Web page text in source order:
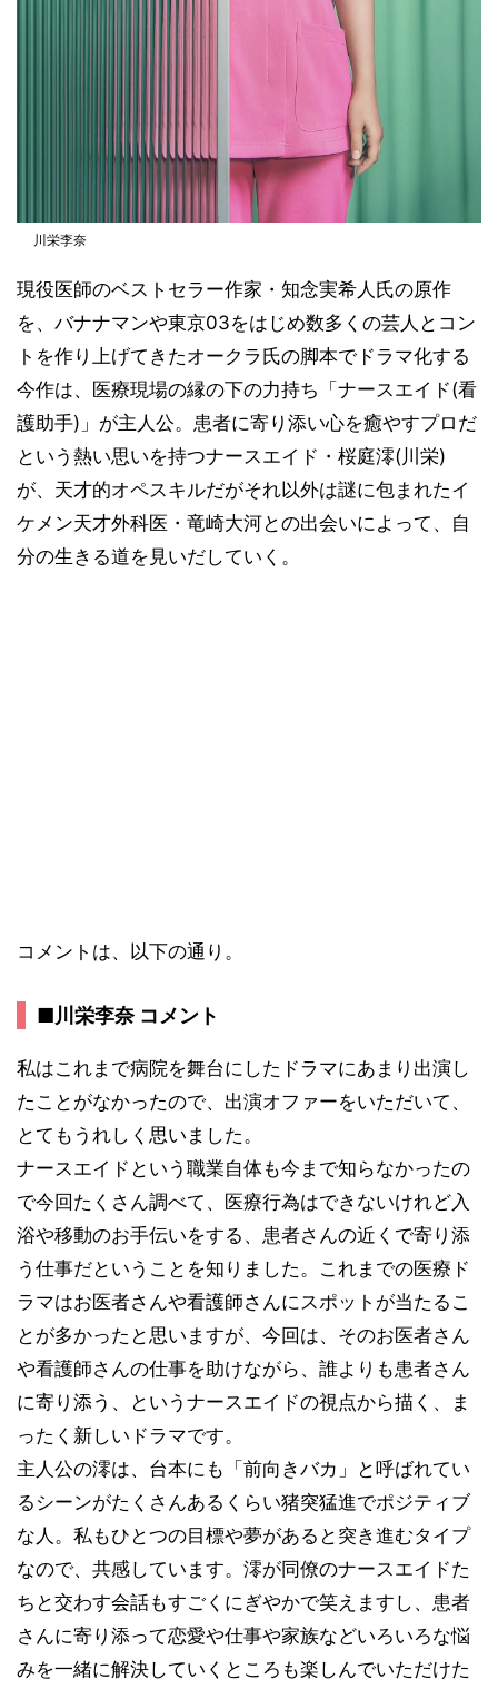
川栄李奈
現役医師のベストセラー作家・知念実希人氏の原作
を、バナナマンや東京03をはじめ数多くの芸人とコン
トを作り上げてきたオークラ氏の脚本でドラマ化する
今作は、医療現場の縁の下の力持ち「ナースエイド(看
護助手)」が主人公。患者に寄り添い心を癒やすプロだ
という熱い思いを持つナースエイド・桜庭澪(川栄)
が、天才的オペスキルだがそれ以外は謎に包まれたイ
ケメン天才外科医・竜崎大河との出会いによって、自
分の生きる道を見いだしていく。
コメントは、以下の通り。
■川栄李奈 コメント
私はこれまで病院を舞台にしたドラマにあまり出演し
たことがなかったので、出演オファーをいただいて、
とてもうれしく思いました。
ナースエイドという職業自体も今まで知らなかったの
で今回たくさん調べて、医療行為はできないけれど入
浴や移動のお手伝いをする、患者さんの近くで寄り添
う仕事だということを知りました。これまでの医療ド
ラマはお医者さんや看護師さんにスポットが当たるこ
とが多かったと思いますが、今回は、そのお医者さん
や看護師さんの仕事を助けながら、誰よりも患者さん
に寄り添う、というナースエイドの視点から描く、ま
ったく新しいドラマです。
主人公の澪は、台本にも「前向きバカ」と呼ばれてい
るシーンがたくさんあるくらい猪突猛進でポジティブ
な人。私もひとつの目標や夢があると突き進むタイプ
なので、共感しています。澪が同僚のナースエイドた
ちと交わす会話もすごくにぎやかで笑えますし、患者
さんに寄り添って恋愛や仕事や家族などいろいろな悩
みを一緒に解決していくところも楽しんでいただけた